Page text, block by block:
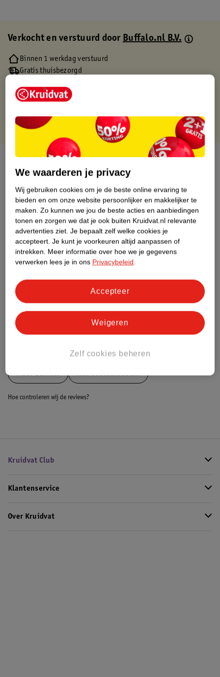
Verkocht en verstuurd doorBuffalo.nl B.V.
Binnen 1 werkdag verstuurd
Gratis thuisbezorgd
Gratis punten met je Kruidvat kaart
Over dit product
Etiketinformatie
Nature Impact Score
Dit product heeft (nog) geen Nature
Impact Score.
Bestel & Bezorginformatie
MeerBuffalo Alle Voetbaldoelen
Hoe controleren wij de reviews?
Kruidvat Club
Klantenservice
Over Kruidvat
We waarderen je privacy
Wij gebruiken cookies om je de beste online ervaring te
bieden en om onze website persoonlijker en makkelijker te
maken. Zo kunnen we jou de beste acties en aanbiedingen
tonen en zorgen we dat je ook buiten Kruidvat.nl relevante
advertenties ziet. Je bepaalt zelf welke cookies je
accepteert. Je kunt je voorkeuren altijd aanpassen of
intrekken. Meer informatie over hoe we je gegevens
verwerken lees je in ons Privacybeleid.
Zelf cookies beheren
Weigeren
Accepteer